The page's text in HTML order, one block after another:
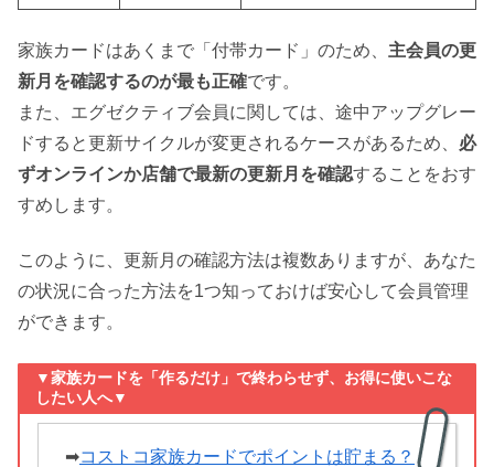
家族カードはあくまで「付帯カード」のため、 主会員の更
新月を確認するのが最も正確です。
また、エグゼクティブ会員に関しては、途中アップグレー
ドすると更新サイクルが変更されるケースがあるため、 必
ずオンラインか店舗で最新の更新月を確認することをおす
すめします。
このように、更新月の確認方法は複数ありますが、あなた
の状況に合った方法を1つ知っておけば安心して会員管理
ができます。
▼家族カードを「作るだけ」で終わらせず、お得に使いこな
したい人へ▼
➡コストコ家族カードでポイントは貯まる？